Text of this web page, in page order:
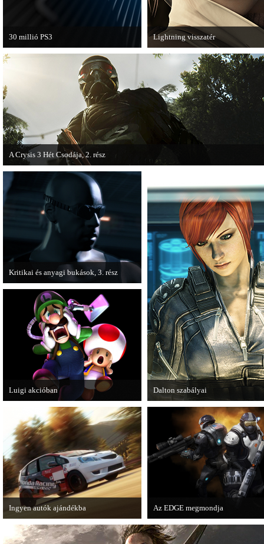
Lightning visszatér
Megjött a Lightning Returns:
Fantasy XIII című játék első
videója.
30 millió PS3
A PAL régióban a PS3 átlépte a 30
milliós eladott darabszámot.
A Crysis 3 Hét Csodája, 2. rész
Megjelent a Crysis 3 videosorozat második része, amely a The Hunt címet
Kritikai és anyagi bukások, 3. rész
A PC Guru "Kritikai és anyagi bukások"
című cikksorozatának utolsó részét
olvashatjuk.
Dalton szabályai
Új videóval jelentkezik az
Games játéka, a Fuse.
Luigi akcióban
A Nintendo 3DS-re készülő Luigi's
Mansion: Dark Moon újabb képeken
mutatja meg magát.
Ingyen autók ajándékba
A Forza Horizon készítői ingyenesen
letölthető autókkal kedveskednek a
Az EDGE megmondja
Az egyik leghíresebb
EDGE is elmondja, hogy szerinte